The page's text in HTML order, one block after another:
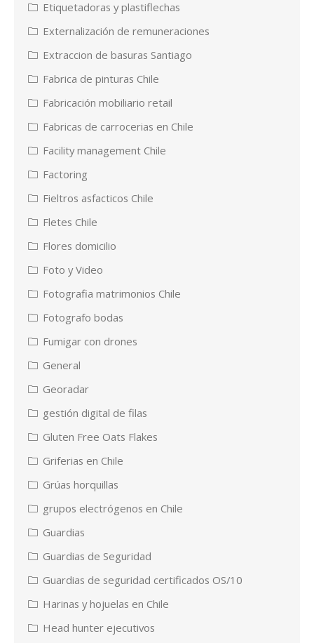
Etiquetadoras y plastiflechas
Externalización de remuneraciones
Extraccion de basuras Santiago
Fabrica de pinturas Chile
Fabricación mobiliario retail
Fabricas de carrocerias en Chile
Facility management Chile
Factoring
Fieltros asfacticos Chile
Fletes Chile
Flores domicilio
Foto y Video
Fotografia matrimonios Chile
Fotografo bodas
Fumigar con drones
General
Georadar
gestión digital de filas
Gluten Free Oats Flakes
Griferias en Chile
Grúas horquillas
grupos electrógenos en Chile
Guardias
Guardias de Seguridad
Guardias de seguridad certificados OS/10
Harinas y hojuelas en Chile
Head hunter ejecutivos